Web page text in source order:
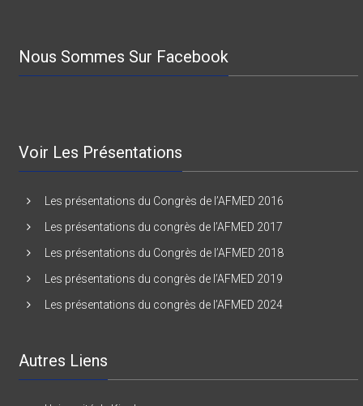
Nous Sommes Sur Facebook
Voir Les Présentations
Les présentations du Congrès de l’AFMED 2016
Les présentations du congrès de l’AFMED 2017
Les présentations du Congrès de l’AFMED 2018
Les présentations du congrès de l’AFMED 2019
Les présentations du congrès de l’AFMED 2024
Autres Liens